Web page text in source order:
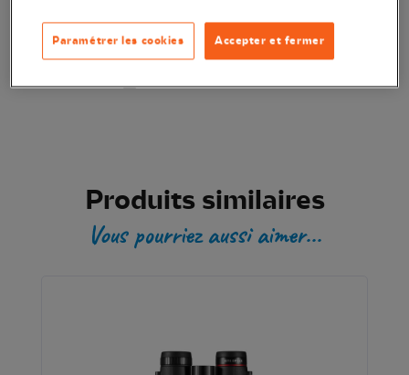
Ajouter au panier
Produits similaires
Vous pourriez aussi aimer...
Accepter et fermer
Paramétrer les cookies